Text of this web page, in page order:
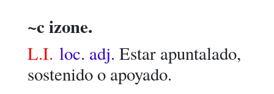
~c izone.
L.I. loc. adj. Estar apuntalado,
sostenido o apoyado.